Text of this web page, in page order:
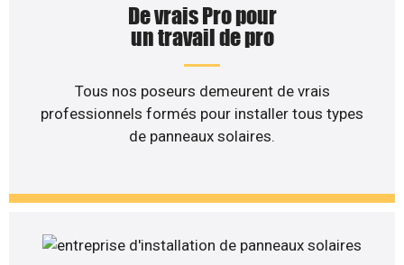
De vrais Pro pour
un travail de pro
Tous nos poseurs demeurent de vrais
professionnels formés pour installer tous types
de panneaux solaires.